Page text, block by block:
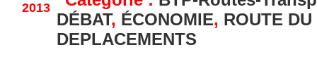
2013
DÉBAT, ÉCONOMIE, ROUTE
DEPLACEMENTS